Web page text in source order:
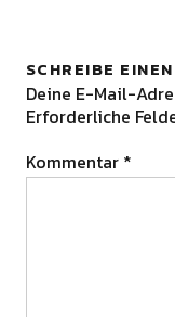
SCHREIBE
Deine E-Mail-
Erforderliche
Kommentar *